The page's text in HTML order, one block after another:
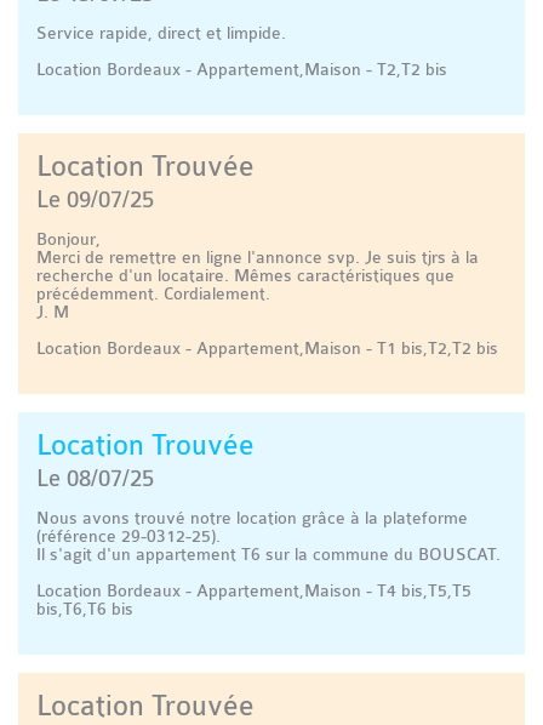
Service rapide, direct et limpide.
Location Bordeaux - Appartement,Maison - T2,T2 bis
Location Trouvée
Le 09/07/25
Bonjour,
Merci de remettre en ligne l'annonce svp. Je suis tjrs à la
recherche d'un locataire. Mêmes caractéristiques que
précédemment. Cordialement.
J. M
Location Bordeaux - Appartement,Maison - T1 bis,T2,T2 bis
Location Trouvée
Le 08/07/25
Nous avons trouvé notre location grâce à la plateforme
(référence 29-0312-25).
Il s'agit d'un appartement T6 sur la commune du BOUSCAT.
Location Bordeaux - Appartement,Maison - T4 bis,T5,T5
bis,T6,T6 bis
Location Trouvée